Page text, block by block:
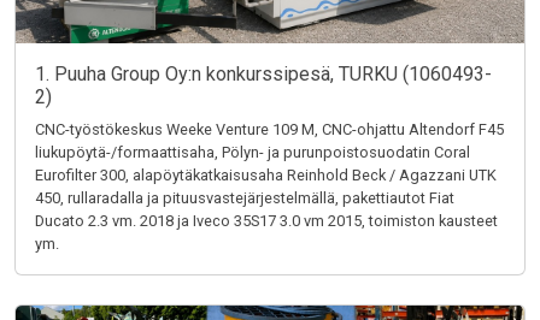
1. Puuha Group Oy:n konkurssipesä, TURKU (1060493-
2)
CNC-työstökeskus Weeke Venture 109 M, CNC-ohjattu Altendorf F45
liukupöytä-/formaattisaha, Pölyn- ja purunpoistosuodatin Coral
Eurofilter 300, alapöytäkatkaisusaha Reinhold Beck / Agazzani UTK
450, rullaradalla ja pituusvastejärjestelmällä, pakettiautot Fiat
Ducato 2.3 vm. 2018 ja Iveco 35S17 3.0 vm 2015, toimiston kausteet
ym.